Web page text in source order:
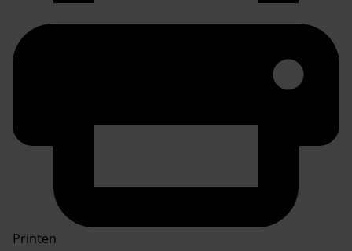
Printen